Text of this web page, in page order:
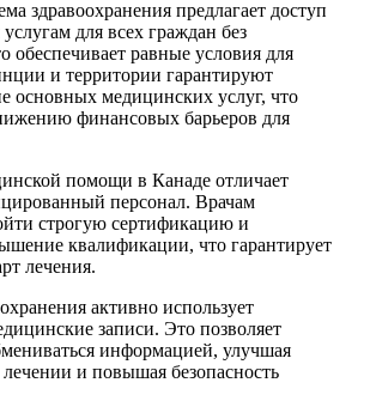
здравоохранения предлагает доступ
для всех граждан без
обеспечивает равные условия для
и территории гарантируют
основных медицинских услуг, что
финансовых барьеров для
помощи в Канаде отличает
персонал. Врачам
строгую сертификацию и
квалификации, что гарантирует
лечения.
активно использует
записи. Это позволяет
информацией, улучшая
и повышая безопасность